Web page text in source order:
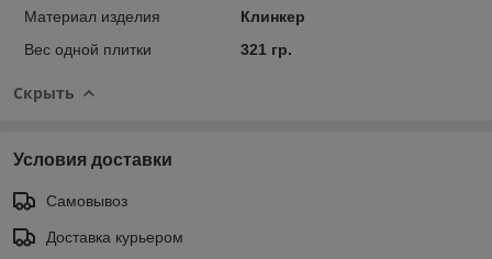
Материал изделия
Клинкер
Вес одной плитки
321 гр.
Скрыть
Условия доставки
Самовывоз
Доставка курьером